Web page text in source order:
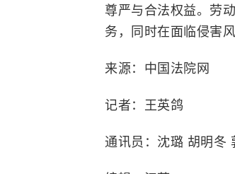
尊严与合法权益。劳
务，同时在面临侵害
来源：中国法院网
记者：王英鸽
通讯员：沈璐 胡明冬